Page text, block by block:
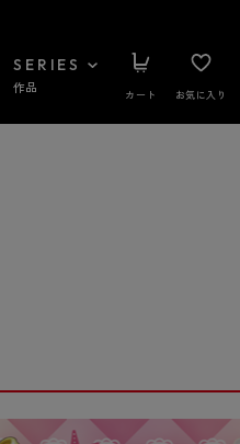
SERIES
作品 カート お気に入り